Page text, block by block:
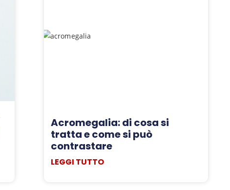
Acromegalia: di cosa si
tratta e come si può
contrastare
LEGGI TUTTO